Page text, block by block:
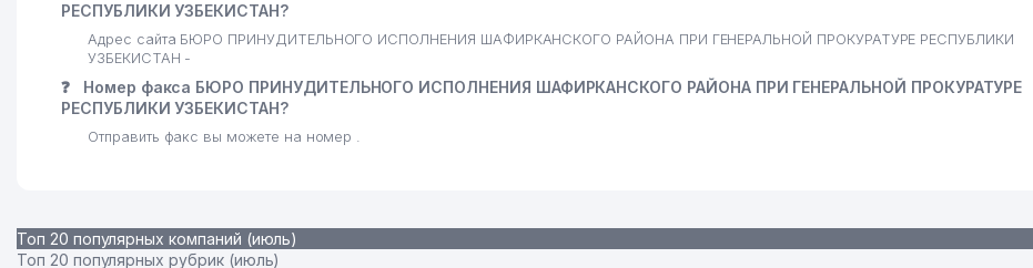
РЕСПУБЛИКИ УЗБЕКИСТАН?
Адрес сайта БЮРО ПРИНУДИТЕЛЬНОГО ИСПОЛНЕНИЯ ШАФИРКАНСКОГО РАЙОНА ПРИ ГЕНЕРАЛЬНОЙ ПРОКУРАТУРЕ РЕСПУБЛИКИ
УЗБЕКИСТАН -
❓
Номер факса БЮРО ПРИНУДИТЕЛЬНОГО ИСПОЛНЕНИЯ ШАФИРКАНСКОГО РАЙОНА ПРИ ГЕНЕРАЛЬНОЙ ПРОКУРАТУРЕ
РЕСПУБЛИКИ УЗБЕКИСТАН?
Отправить факс вы можете на номер .
Топ 20 популярных компаний (июль)
Топ 20 популярных рубрик (июль)